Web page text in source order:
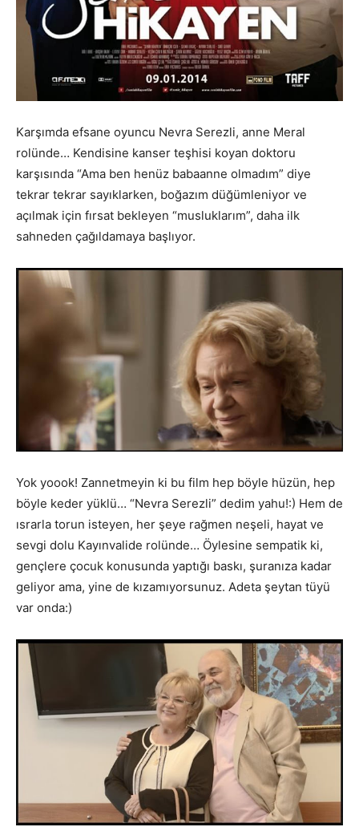
Karşımda efsane oyuncu Nevra Serezli, anne Meral
rolünde… Kendisine kanser teşhisi koyan doktoru
karşısında “Ama ben henüz babaanne olmadım” diye
tekrar tekrar sayıklarken, boğazım düğümleniyor ve
açılmak için fırsat bekleyen “musluklarım”, daha ilk
sahneden çağıldamaya başlıyor.
Yok yoook! Zannetmeyin ki bu film hep böyle hüzün, hep
böyle keder yüklü… “Nevra Serezli” dedim yahu!:) Hem de
ısrarla torun isteyen, her şeye rağmen neşeli, hayat ve
sevgi dolu Kayınvalide rolünde… Öylesine sempatik ki,
gençlere çocuk konusunda yaptığı baskı, şuranıza kadar
geliyor ama, yine de kızamıyorsunuz. Adeta şeytan tüyü
var onda:)